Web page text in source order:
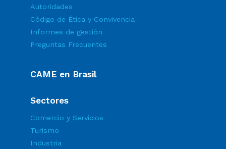
Autoridades
Código de Ética y Convivencia
Informes de gestión
Preguntas Frecuentes
CAME en Brasil
Sectores
Comercio y Servicios
Turismo
Industria